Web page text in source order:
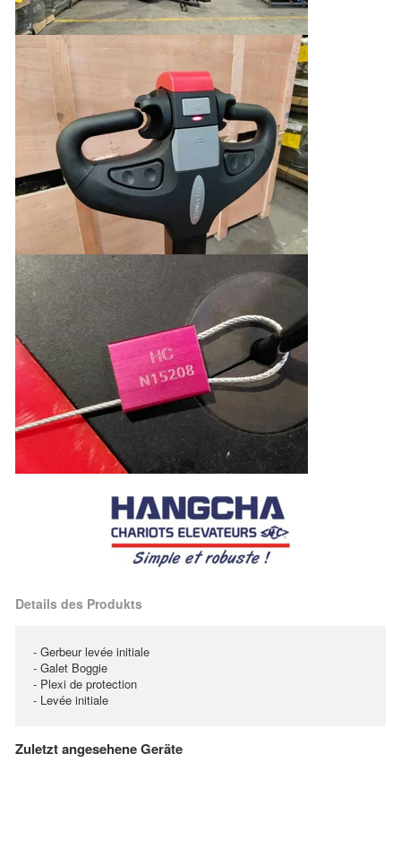
Details des Produkts
- Gerbeur levée initiale
- Galet Boggie
- Plexi de protection
- Levée initiale
Zuletzt angesehene Geräte